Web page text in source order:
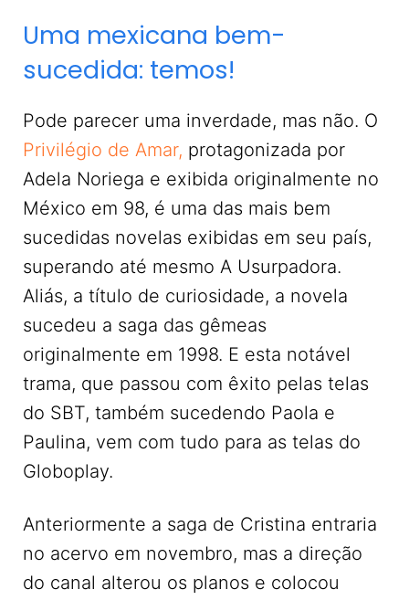
Uma mexicana bem-
sucedida: temos!
Pode parecer uma inverdade, mas não. O
Privilégio de Amar, protagonizada por
Adela Noriega e exibida originalmente no
México em 98, é uma das mais bem
sucedidas novelas exibidas em seu país,
superando até mesmo A Usurpadora.
Aliás, a título de curiosidade, a novela
sucedeu a saga das gêmeas
originalmente em 1998. E esta notável
trama, que passou com êxito pelas telas
do SBT, também sucedendo Paola e
Paulina, vem com tudo para as telas do
Globoplay.
Anteriormente a saga de Cristina entraria
no acervo em novembro, mas a direção
do canal alterou os planos e colocou